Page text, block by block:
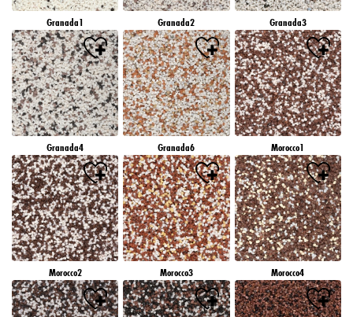
Granada1 Granada2 Granada3
Granada4 Granada6 Morocco1
Morocco2 Morocco3 Morocco4